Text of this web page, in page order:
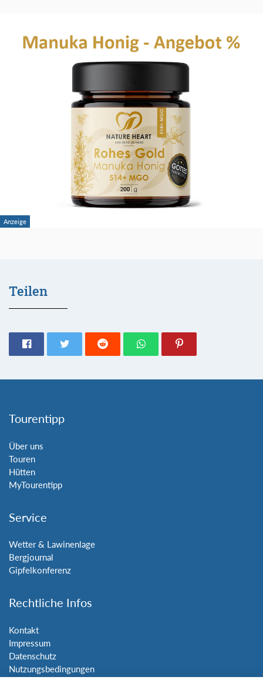
Teilen
Tourentipp
Über uns
Touren
Hütten
MyTourentipp
Service
Wetter & Lawinenlage
Bergjournal
Gipfelkonferenz
Rechtliche Infos
Kontakt
Impressum
Datenschutz
Nutzungsbedingungen